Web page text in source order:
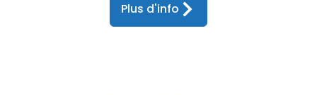
Plus d'info